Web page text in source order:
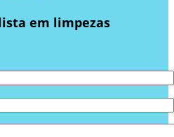
em limpezas